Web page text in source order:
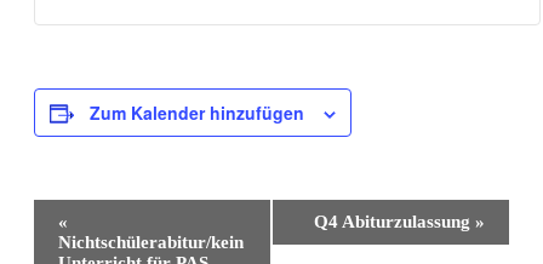
Zum Kalender hinzufügen
Navigation
«
Nichtschülerabitur/kein
Q4 Abiturzulassung »